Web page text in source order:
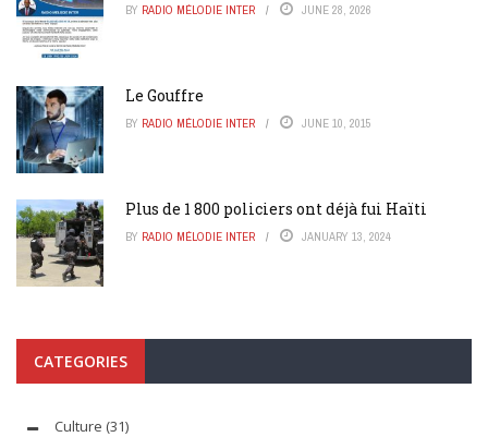
BY RADIO MÉLODIE INTER JUNE 28, 2026
Le Gouffre
BY RADIO MÉLODIE INTER JUNE 10, 2015
Plus de 1 800 policiers ont déjà fui Haïti
BY RADIO MÉLODIE INTER JANUARY 13, 2024
CATEGORIES
Culture (31)